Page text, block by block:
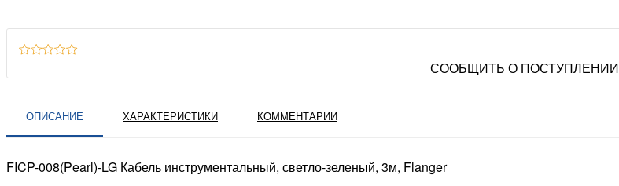
СООБЩИТЬ О ПОСТУПЛЕНИИ
ОПИСАНИЕ ХАРАКТЕРИСТИКИ КОММЕНТАРИИ
FICP-008(Pearl)-LG Кабель инструментальный, светло-зеленый, 3м, Flanger